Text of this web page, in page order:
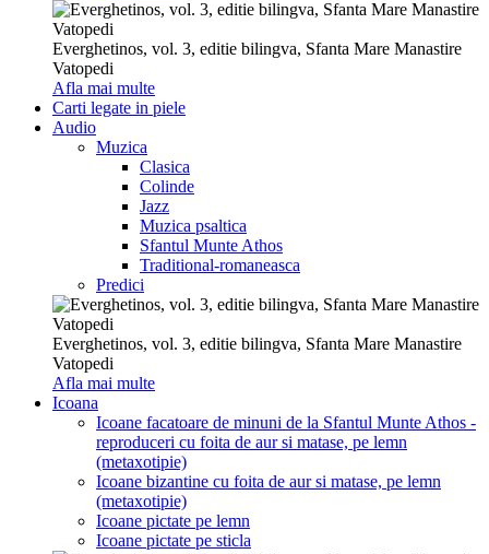
Everghetinos, vol. 3, editie bilingva, Sfanta Mare Manastire
Vatopedi
Afla mai multe
Carti legate in piele
Audio
Muzica
Clasica
Colinde
Jazz
Muzica psaltica
Sfantul Munte Athos
Traditional-romaneasca
Predici
Everghetinos, vol. 3, editie bilingva, Sfanta Mare Manastire
Vatopedi
Afla mai multe
Icoana
Icoane facatoare de minuni de la Sfantul Munte Athos -
reproduceri cu foita de aur si matase, pe lemn
(metaxotipie)
Icoane bizantine cu foita de aur si matase, pe lemn
(metaxotipie)
Icoane pictate pe lemn
Icoane pictate pe sticla